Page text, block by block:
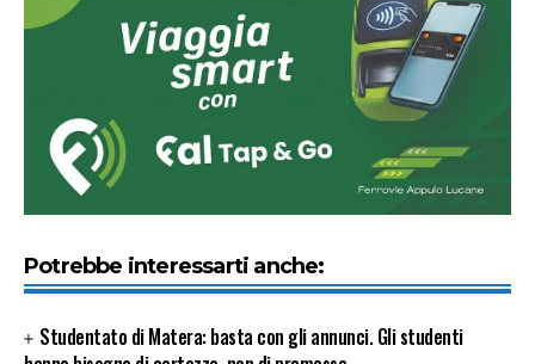
Potrebbe interessarti anche:
Studentato di Matera: basta con gli annunci. Gli studenti